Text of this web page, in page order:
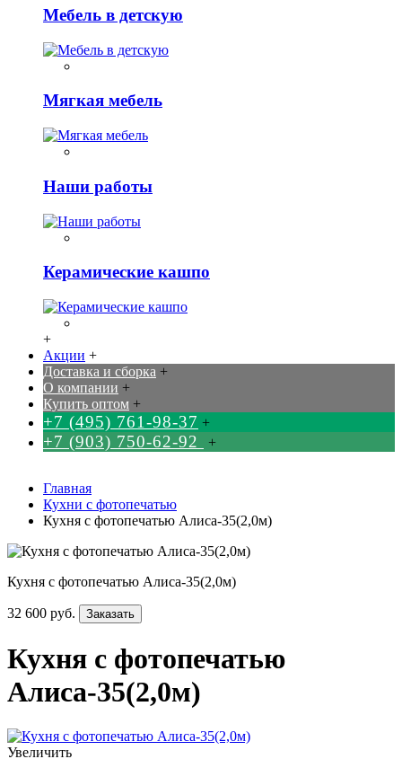
Мебель в детскую
Мягкая мебель
Наши работы
Керамические кашпо
+
Акции +
Доставка и сборка +
О компании +
Купить оптом +
+7 (495) 761-98-37 +
+7 (903) 750-62-92 +
Главная
Кухни с фотопечатью
Кухня с фотопечатью Алиса-35(2,0м)
Кухня с фотопечатью Алиса-35(2,0м)
32 600 руб. Заказать
Кухня с фотопечатью
Алиса-35(2,0м)
Увеличить